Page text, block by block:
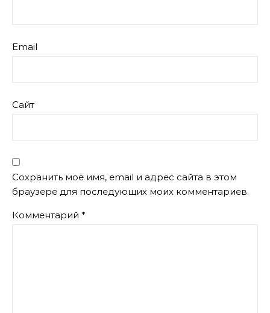
Email
Сайт
Сохранить моё имя, email и адрес сайта в этом
браузере для последующих моих комментариев.
Комментарий *